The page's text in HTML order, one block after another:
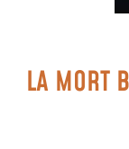
LA MORT